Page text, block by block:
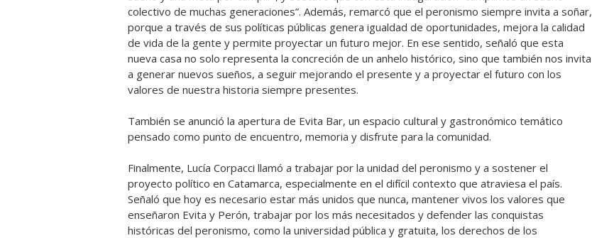
colectivo de muchas generaciones”. Además, remarcó que el peronismo siempre invita a soñar,
porque a través de sus políticas públicas genera igualdad de oportunidades, mejora la calidad
de vida de la gente y permite proyectar un futuro mejor. En ese sentido, señaló que esta
nueva casa no solo representa la concreción de un anhelo histórico, sino que también nos invita
a generar nuevos sueños, a seguir mejorando el presente y a proyectar el futuro con los
valores de nuestra historia siempre presentes.
También se anunció la apertura de Evita Bar, un espacio cultural y gastronómico temático
pensado como punto de encuentro, memoria y disfrute para la comunidad.
Finalmente, Lucía Corpacci llamó a trabajar por la unidad del peronismo y a sostener el
proyecto político en Catamarca, especialmente en el difícil contexto que atraviesa el país.
Señaló que hoy es necesario estar más unidos que nunca, mantener vivos los valores que
enseñaron Evita y Perón, trabajar por los más necesitados y defender las conquistas
históricas del peronismo, como la universidad pública y gratuita, los derechos de los